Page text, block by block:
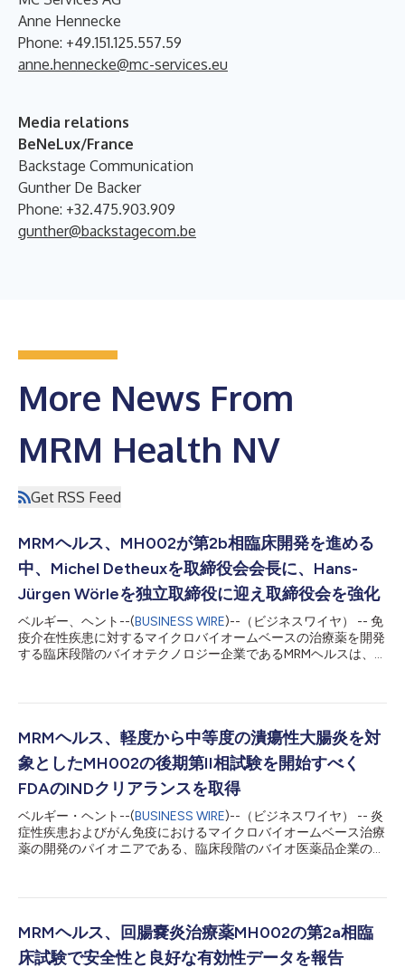
Anne Hennecke
Phone: +49.151.125.557.59
anne.hennecke@mc-services.eu
Media relations
BeNeLux/France
Backstage Communication
Gunther De Backer
Phone: +32.475.903.909
gunther@backstagecom.be
More News From
MRM Health NV
Get RSS Feed
MRMヘルス、MH002が第2b相臨床開発を進める
中、Michel Detheuxを取締役会会長に、Hans-
Jürgen Wörleを独立取締役に迎え取締役会を強化
ベルギー、ヘント--(BUSINESS WIRE)--（ビジネスワイヤ） -- 免
疫介在性疾患に対するマイクロバイオームベースの治療薬を開発
する臨床段階のバイオテクノロジー企業であるMRMヘルスは、成
MH002が第2b相臨床開発に進み、最近、同プログラムが米国食
スが5,500万ユーロのシリーズB資金調達を実施したことを背景
に、同社は今後の臨床開発、戦略、資金調達に関するマイルスト
ーンを支えるため、取締役会を強化しています。Michel Detheux
博士が、Werner Cautreelsの後任として取締役会会長に任命され
ました。Hans-Jürgen Wörle教授（医学博士）が独立取締役とし
て取締役会に加わります。 「MRMヘルスは、MH002の臨床開発
が第2b相に進み、事業全体が力強く前進する中、重要な局面を
迎えています。Michel DetheuxとHans-Jürgenの任命により、医
MRMヘルス、軽度から中等度の潰瘍性大腸炎を対
象としたMH002の後期第II相試験を開始すべく
FDAのINDクリアランスを取得
ベルギー・ヘント--(BUSINESS WIRE)--（ビジネスワイヤ） -- 炎
症性疾患およびがん免疫におけるマイクロバイオームベース治療
薬の開発のパイオニアである、臨床段階のバイオ医薬品企業の
ました。これにより、軽度から中等度の潰瘍性大腸炎患者を対象
なり、炎症性腸疾患（IBD）に対する次世代治療法の開発におい
て重要な進展を遂げることができました。 STARFISH-UC後期第II
相試験について STARFISH-UC試験は、MH002の前期第II相試験
MRMヘルス、回腸嚢炎治療薬MH002の第2a相臨
床試験で安全性と良好な有効性データを報告